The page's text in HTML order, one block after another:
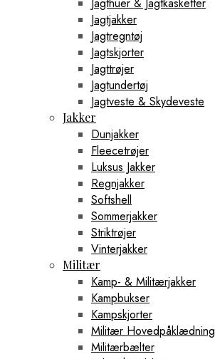
Jagtjakker
Jagtregntøj
Jagtskjorter
Jagttrøjer
Jagtundertøj
Jagtveste & Skydeveste
Jakker
Dunjakker
Fleecetrøjer
Luksus Jakker
Regnjakker
Softshell
Sommerjakker
Striktrøjer
Vinterjakker
Militær
Kamp- & Militærjakker
Kampbukser
Kampskjorter
Militær Hovedpåklædning
Militærbælter